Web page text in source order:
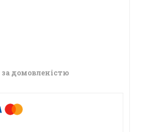
за домовленістю